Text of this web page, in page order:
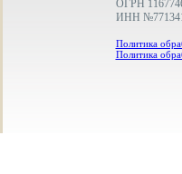
ОГРН
ИНН
Политика
Политика